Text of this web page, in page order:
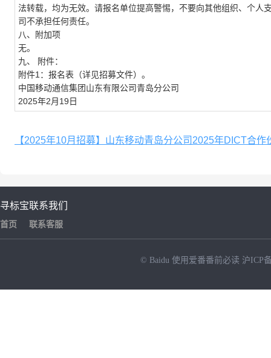
法转载，均为无效。请报名单位提高警惕，不要向其他组织、个
司不承担任何责任。
八、附加项
无。
九、 附件：
附件1：报名表（详见招募文件）。
中国移动通信集团山东有限公司青岛分公司
2025年2月19日
【2025年10月招募】山东移动青岛分公司2025年DICT合
寻标宝
首页
联系我们
联系客服
© Baidu 使用爱番番前必读 沪ICP